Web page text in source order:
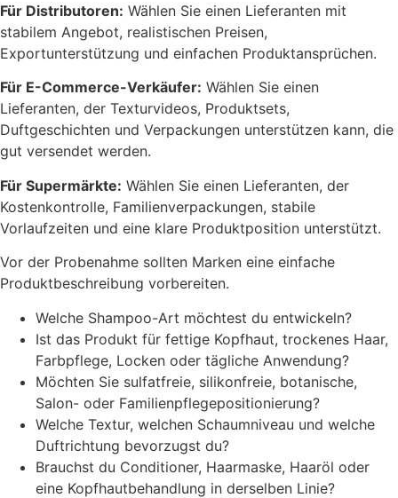
Für Distributoren: Wählen Sie einen Lieferanten mit
stabilem Angebot, realistischen Preisen,
Exportunterstützung und einfachen Produktansprüchen.
Für E-Commerce-Verkäufer: Wählen Sie einen
Lieferanten, der Texturvideos, Produktsets,
Duftgeschichten und Verpackungen unterstützen kann, die
gut versendet werden.
Für Supermärkte: Wählen Sie einen Lieferanten, der
Kostenkontrolle, Familienverpackungen, stabile
Vorlaufzeiten und eine klare Produktposition unterstützt.
Vor der Probenahme sollten Marken eine einfache
Produktbeschreibung vorbereiten.
Welche Shampoo-Art möchtest du entwickeln?
Ist das Produkt für fettige Kopfhaut, trockenes Haar,
Farbpflege, Locken oder tägliche Anwendung?
Möchten Sie sulfatfreie, silikonfreie, botanische,
Salon- oder Familienpflegepositionierung?
Welche Textur, welchen Schaumniveau und welche
Duftrichtung bevorzugst du?
Brauchst du Conditioner, Haarmaske, Haaröl oder
eine Kopfhautbehandlung in derselben Linie?